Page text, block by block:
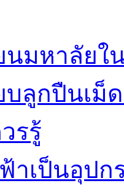
นมหาลัย
บลูกปืนเ
รรู้
ฟ้าเป็นอุป